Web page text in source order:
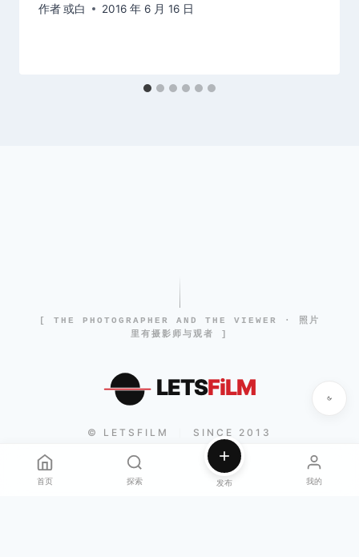
作者或白 2016 年 6 月 16 日
[ THE PHOTOGRAPHER AND THE VIEWER · 照片
里有摄影师与观者 ]
LETSFiLM
© LETSFILM SINCE 2013
首页 探索 发布 我的